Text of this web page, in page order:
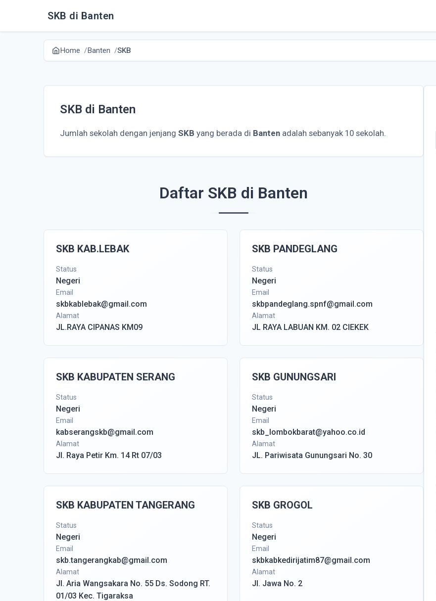
SKB di Banten
Home Banten SKB
SKB di Banten
Jumlah sekolah dengan jenjang SKB yang berada di Banten adalah sebanyak 10 sekolah.
Daftar SKB di Banten
SKB KAB.LEBAK
Status
Negeri
Email
skbkablebak@gmail.com
Alamat
JL.RAYA CIPANAS KM09
SKB PANDEGLANG
Status
Negeri
Email
skbpandeglang.spnf@gmail.com
Alamat
JL RAYA LABUAN KM. 02 CIEKEK
SKB KABUPATEN SERANG
Status
Negeri
Email
kabserangskb@gmail.com
Alamat
Jl. Raya Petir Km. 14 Rt 07/03
SKB GUNUNGSARI
Status
Negeri
Email
skb_lombokbarat@yahoo.co.id
Alamat
JL. Pariwisata Gunungsari No. 30
SKB KABUPATEN TANGERANG
Status
Negeri
Email
skb.tangerangkab@gmail.com
Alamat
Jl. Aria Wangsakara No. 55 Ds. Sodong RT.
01/03 Kec. Tigaraksa
SKB GROGOL
Status
Negeri
Email
skbkabkedirijatim87@gmail.com
Alamat
Jl. Jawa No. 2